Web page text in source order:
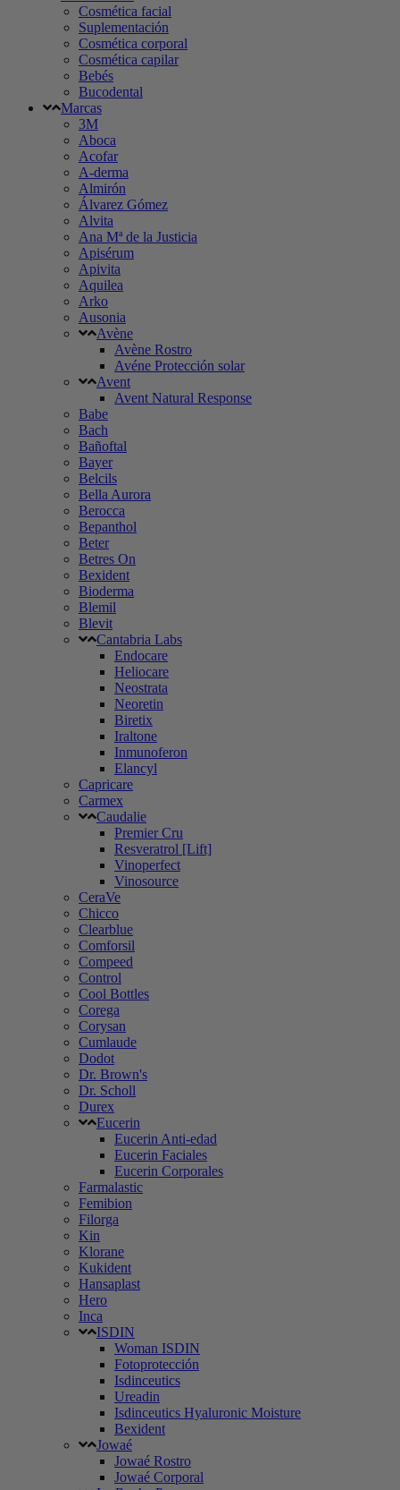
Cosmética facial
Suplementación
Cosmética corporal
Cosmética capilar
Bebés
Bucodental
Marcas
3M
Aboca
Acofar
A-derma
Almirón
Álvarez Gómez
Alvita
Ana Mª de la Justicia
Apisérum
Apivita
Aquilea
Arko
Ausonia
Avène
Avène Rostro
Avéne Protección solar
Avent
Avent Natural Response
Babe
Bach
Bañoftal
Bayer
Belcils
Bella Aurora
Berocca
Bepanthol
Beter
Betres On
Bexident
Bioderma
Blemil
Blevit
Cantabria Labs
Endocare
Heliocare
Neostrata
Neoretin
Biretix
Iraltone
Inmunoferon
Elancyl
Capricare
Carmex
Caudalie
Premier Cru
Resveratrol [Lift]
Vinoperfect
Vinosource
CeraVe
Chicco
Clearblue
Comforsil
Compeed
Control
Cool Bottles
Corega
Corysan
Cumlaude
Dodot
Dr. Brown's
Dr. Scholl
Durex
Eucerin
Eucerin Anti-edad
Eucerin Faciales
Eucerin Corporales
Farmalastic
Femibion
Filorga
Kin
Klorane
Kukident
Hansaplast
Hero
Inca
ISDIN
Woman ISDIN
Fotoprotección
Isdinceutics
Ureadin
Isdinceutics Hyaluronic Moisture
Bexident
Jowaé
Jowaé Rostro
Jowaé Corporal